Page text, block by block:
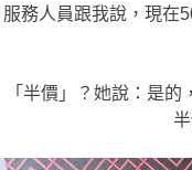
服務人員跟我說，現在
「半價」？她說：是